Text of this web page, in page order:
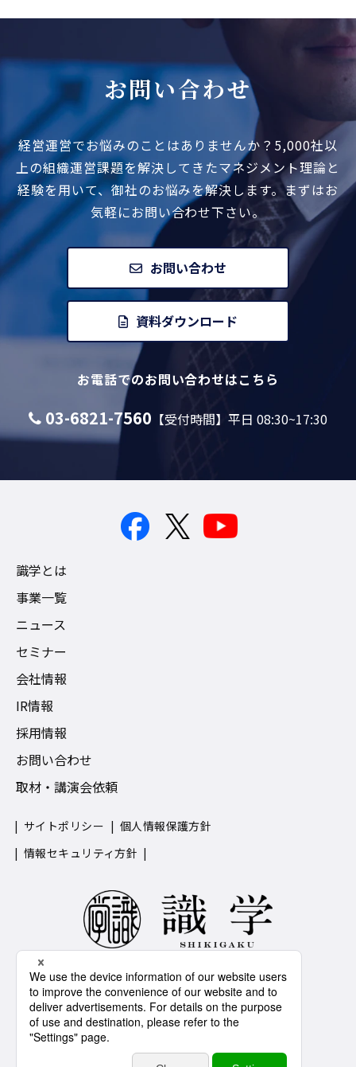
お問い合わせ
経営運営でお悩みのことはありませんか？ 5,000社以
上の組織運営課題を解決してきたマネジメント理論と
経験を用いて、御社のお悩みを解決します。まずはお
気軽にお問い合わせ下さい。
お問い合わせ
資料ダウンロード
お電話でのお問い合わせはこちら
03-6821-7560 【受付時間】平日 08:30~17:30
識学とは
事業一覧
ニュース
セミナー
会社情報
IR情報
採用情報
お問い合わせ
取材・講演会依頼
サイトポリシー
個人情報保護方針
情報セキュリティ方針
IS 776818 / ISO 27001